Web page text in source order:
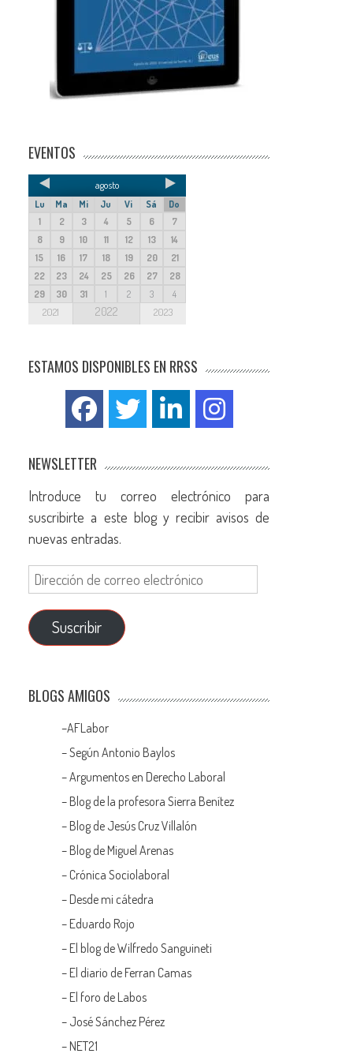
EVENTOS
agosto
Lu Ma Mi Ju Vi Sá
Do
1
2 3 4 5 6
7
8
9 10 11 12 13
14
15
16 17 18 19 20
21
22
23 24 25 26 27
28
29
30 31 1 2 3 4
2021 2022 2023
ESTAMOS DISPONIBLES EN RRSS
NEWSLETTER
Introduce tu correo electrónico para
suscribirte a este blog y recibir avisos de
nuevas entradas.
Suscribir
BLOGS AMIGOS
–AFLabor
– Según Antonio Baylos
–Argumentos en Derecho Laboral
– Blog de la profesora Sierra Benítez
– Blog de Jesús Cruz Villalón
– Blog de Miguel Arenas
– Crónica Sociolaboral
– Desde mi cátedra
– Eduardo Rojo
– El blog de Wilfredo Sanguineti
– El diario de Ferran Camas
– El foro de Labos
– José Sánchez Pérez
– NET21